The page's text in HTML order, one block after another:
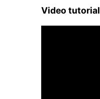
Video tutorial